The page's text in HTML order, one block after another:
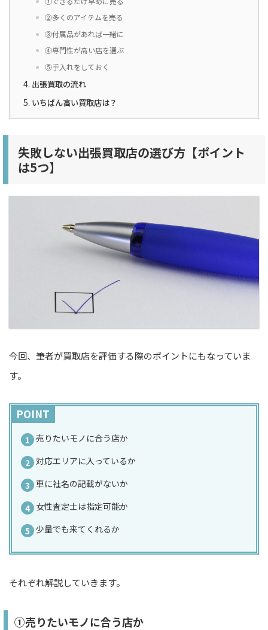
②多くのアイテムを売る
③付属品があれば一緒に
④専門性が高い店を選ぶ
⑤手入れをしておく
出張買取の流れ
いちばん高い買取店は？
失敗しない出張買取店の選び方【ポイント
は5つ】
今回、筆者が買取店を評価する際のポイントにもなっていま
す。
POINT
売りたいモノに合う店か
対応エリアに入っているか
車に社名の記載がないか
女性査定士は指定可能か
少量でも来てくれるか
それぞれ解説していきます。
①売りたいモノに合う店か